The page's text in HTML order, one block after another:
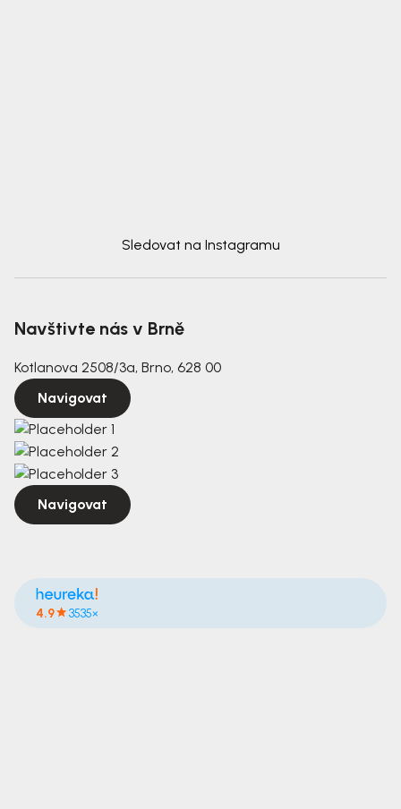
Sledovat na Instagramu
Navštivte nás v Brně
Kotlanova 2508/3a, Brno, 628 00
Navigovat
Navigovat
4.9 3535×